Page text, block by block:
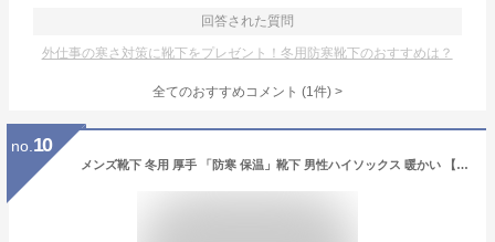
回答された質問
外仕事の寒さ対策に靴下をプレゼント！冬用防寒靴下のおすすめは？
全てのおすすめコメント (1件) >
no. 10
メンズ靴下 冬用 厚手 「防寒 保温」靴下 男性ハイソックス 暖かい 【4足組】メンズソックス ビジネス靴下 スポーツ 抗菌防臭 寒さ対策 蒸れない 裏起毛 男性ソックス 爆熱 靴下 25-28cm Dreecy